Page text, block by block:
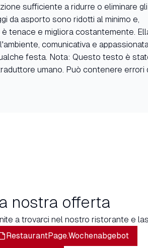
sufficiente a ridurre o eliminare gli
da asporto sono ridotti al minimo e,
tenace e migliora costantemente.
comunicativa e
festa. Nota: Questo testo è
umano. Può contenere errori
nostra offerta
a trovarci nel nostro ristorante e
RestaurantPage.Wochenabgebot